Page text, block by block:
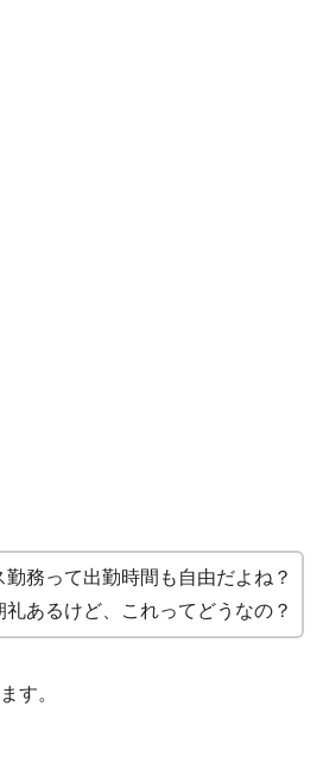
勤務って出勤時間も自由だよね？
礼あるけど、これってどうなの？
す。